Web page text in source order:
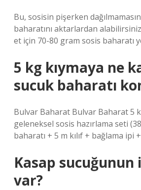
Bu, sosisin pişerken
baharatını aktarlardan
et için 70-80 gram sosis baharatı
5 kg kıymaya ne
sucuk baharatı
Bulvar Baharat Bulvar Baharat 5
geleneksel sosis hazırlama seti
baharatı + 5 m kılıf + bağlama ipi
Kasap sucuğunun
var?